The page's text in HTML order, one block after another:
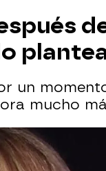
un
mucho
hija: